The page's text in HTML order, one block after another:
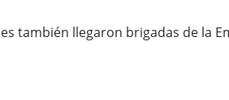
también llegaron brigadas de la